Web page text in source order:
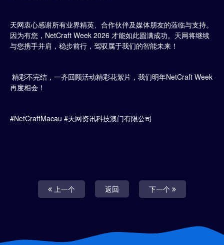
天网衷心感谢所有业界精英、合作伙伴及媒体朋友的蒞临与支持。
因为有您，NetCraft Week 2026 才能如此圆满成功。天网将继续
与您携手并肩，稳步前行，驾驭属于我们的智能未来！
精彩不完结，一齐回顾活动精彩花絮片，我们明年NetCraft Week
再度相会！
#NetCraftMacau #天网资讯科技澳门有限公司
上一个 返回 下一个